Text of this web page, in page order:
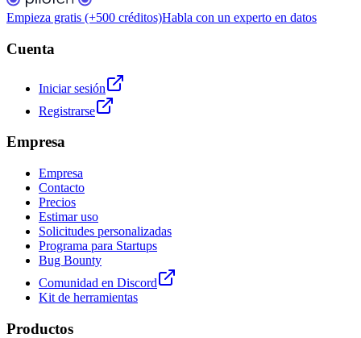
Empieza gratis (+500 créditos)Habla con un experto en datos
Cuenta
Iniciar sesión
Registrarse
Empresa
Empresa
Contacto
Precios
Estimar uso
Solicitudes personalizadas
Programa para Startups
Bug Bounty
Comunidad en Discord
Kit de herramientas
Productos